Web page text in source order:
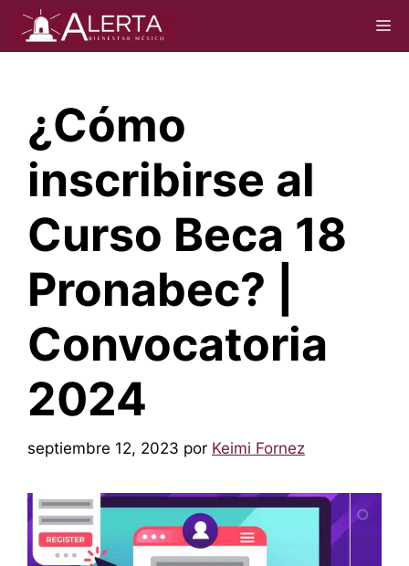
Saltar
contenido
¿Cómo
inscribirse al
Curso Beca 18
Pronabec? |
Convocatoria
2024
septiembre 12, 2023 por Keimi Fornez